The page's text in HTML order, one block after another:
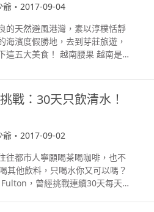
・2017-09-04
的天然避風港灣，素以淳樸恬靜
海濱度假勝地，去到芽莊旅遊，
這五大美食！ 越南腰果 越南是
南甘蔗蝦 把蝦仁搗碎成泥狀，
油炸成金黃色。食用時用春捲皮
層塔、韭菜、白蘿蔔絲、花生粉
的春捲也是著名的小吃，隨便
春捲皮用米粉做成，柔軟而有
、辣、鮮俱齊。 越南綠豆糕
孩子的最愛零食之一，不僅香甜
，是老少皆宜的首選食品。 越南
制而成，味清香甘甜，香而不
戰：30天只飲清水！
・2017-09-02
往都市人寧願喝茶喝咖啡，也不
其他飲料，只喝水你又可以嗎？
，曾經挑戰連續30天每天